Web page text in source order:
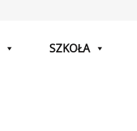
SZKOŁA